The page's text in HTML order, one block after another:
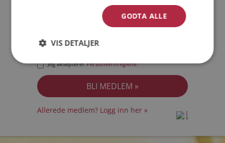
Jeg akseptererPersonvernreglene
Allerede medlem? Logg inn her »
GODTA ALLE
VIS DETALJER